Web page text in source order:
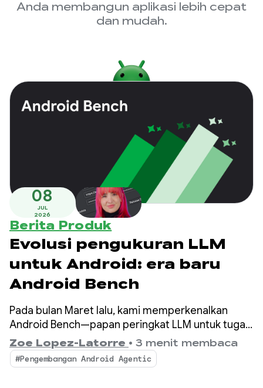
Anda membangun aplikasi lebih cepat
dan mudah.
08
JUL
2026
Berita Produk
Evolusi pengukuran LLM
untuk Android: era baru
Android Bench
Pada bulan Maret lalu, kami memperkenalkan
Android Bench—papan peringkat LLM untuk tugas
pengembangan Android dunia nyata. Sejak saat
itu, kami telah meningkatkan tolok ukur
berdasarkan masukan Anda, termasuk
Zoe Lopez-Latorre • 3 menit membaca
#Pengembangan Android Agentic